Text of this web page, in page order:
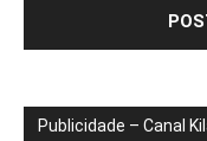
Publicidade – Canal